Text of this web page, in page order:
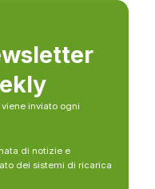
inviato ogni
di notizie e
dei sistemi di ricarica